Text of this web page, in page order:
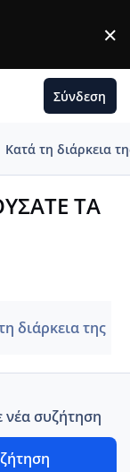
×
Σύνδεση
Κατά τη διάρκεια
ΤΑ
διάρκεια της
νέα συζήτηση